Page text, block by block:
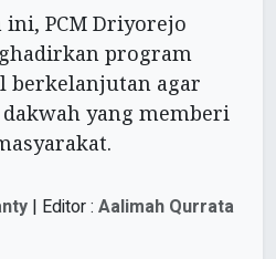
PCM Driyorejo
program
berkelanjutan agar
yang memberi
| Editor : Aalimah Qurrata